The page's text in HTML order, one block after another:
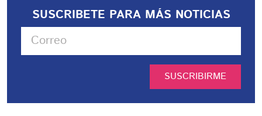
SUSCRIBETE PARA MÁS NOTICIAS
SUSCRIBIRME